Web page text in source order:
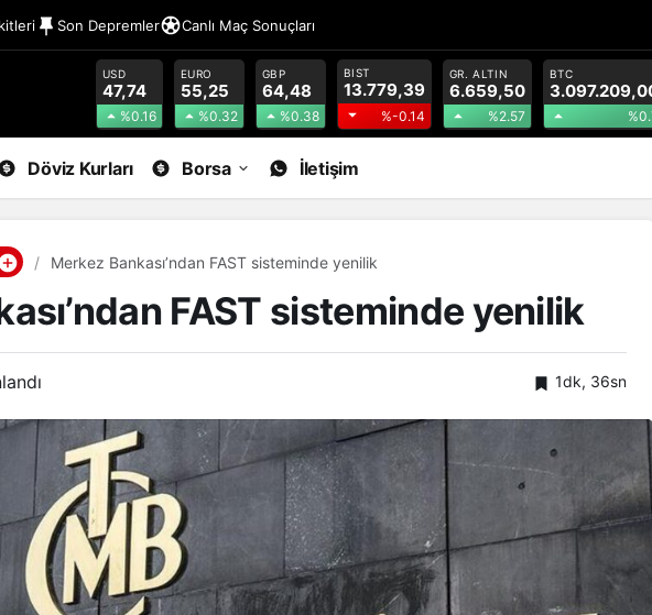
Son Depremler Canlı Maç Sonuçları
USD
47,74
%0.16
EURO
55,25
%0.32
GBP
64,48
%0.38
BIST
13.779,39
%-0.14
GR. ALTIN
6.659,50
%2.57
BTC
Döviz Kurları Borsa İletişim
Merkez Bankası’ndan FAST sisteminde yenilik
FAST sisteminde yenilik
1dk, 36sn